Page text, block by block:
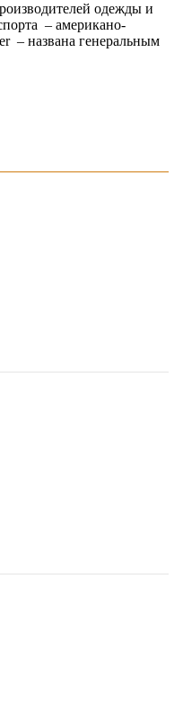
одежды и
– американо-
– названа генеральным
неделе моды
неделе моды,
столице с 26 сентября
заявок. Примерно
дизайнеры,
в…
новинки на Euro
Lihuang Footwear
и расположенная в
является